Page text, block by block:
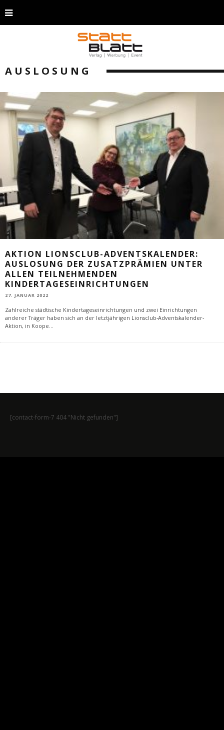
AUSLOSUNG
AKTION LIONSCLUB-ADVENTSKALENDER:
AUSLOSUNG DER ZUSATZPRÄMIEN UNTER
ALLEN TEILNEHMENDEN
KINDERTAGESEINRICHTUNGEN
27. JANUAR 2022
Zahlreiche städtische Kindertageseinrichtungen und zwei Einrichtungen
anderer Träger haben sich an der letztjährigen Lionsclub-Adventskalender-
Aktion, in Koope...
[contact-form-7 404 "Nicht gefunden"]